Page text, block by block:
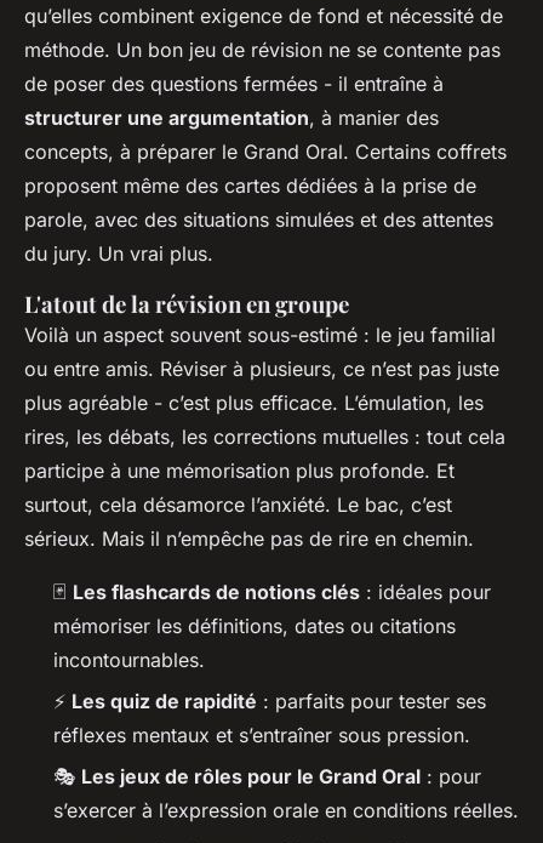
qu’elles combinent exigence de fond et nécessité de
méthode. Un bon jeu de révision ne se contente pas
de poser des questions fermées - il entraîne à
structurer une argumentation, à manier des
concepts, à préparer le Grand Oral. Certains coffrets
proposent même des cartes dédiées à la prise de
parole, avec des situations simulées et des attentes
du jury. Un vrai plus.
L'atout de la révision en groupe
Voilà un aspect souvent sous-estimé : le jeu familial
ou entre amis. Réviser à plusieurs, ce n’est pas juste
plus agréable - c’est plus efficace. L’émulation, les
rires, les débats, les corrections mutuelles : tout cela
participe à une mémorisation plus profonde. Et
surtout, cela désamorce l’anxiété. Le bac, c’est
sérieux. Mais il n’empêche pas de rire en chemin.
🃏 Les flashcards de notions clés : idéales pour
mémoriser les définitions, dates ou citations
incontournables.
⚡ Les quiz de rapidité : parfaits pour tester ses
réflexes mentaux et s’entraîner sous pression.
🎭 Les jeux de rôles pour le Grand Oral : pour
s’exercer à l’expression orale en conditions réelles.